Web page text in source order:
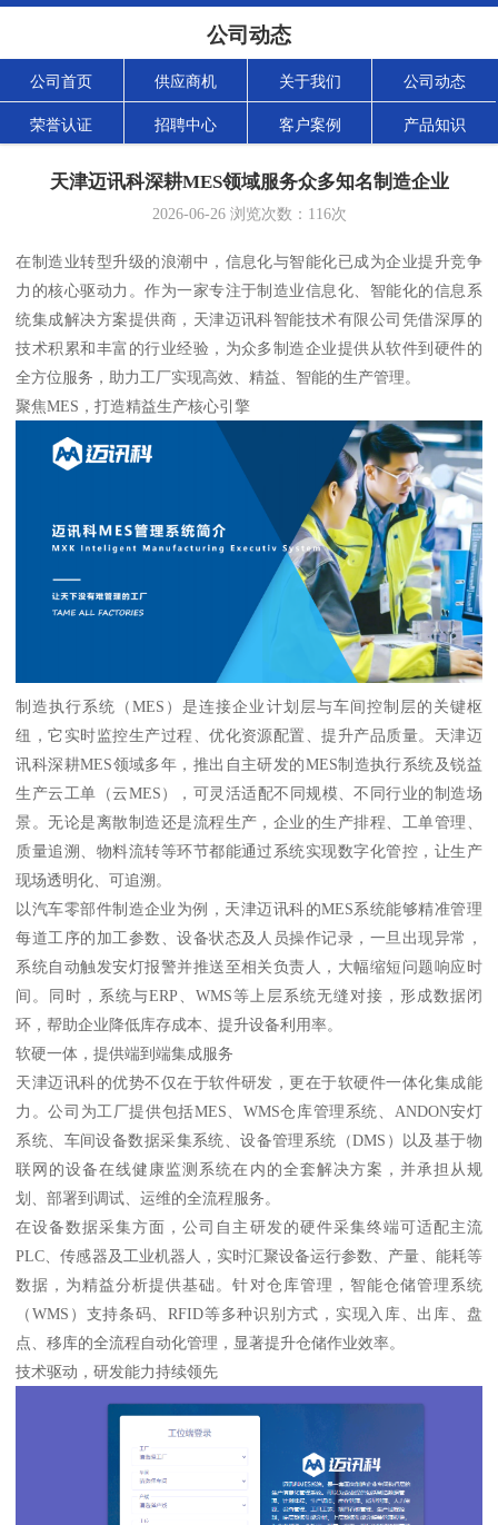
公司动态
公司首页 供应商机 关于我们 公司动态
荣誉认证 招聘中心 客户案例 产品知识
天津迈讯科深耕MES领域服务众多知名制造企业
2026-06-26浏览次数： 116次
在制造业转型升级的浪潮中，信息化与智能化已成为企业提升竞争
力的核心驱动力。作为一家专注于制造业信息化、智能化的信息系
统集成解决方案提供商，天津迈讯科智能技术有限公司凭借深厚的
技术积累和丰富的行业经验，为众多制造企业提供从软件到硬件的
全方位服务，助力工厂实现高效、精益、智能的生产管理。
聚焦MES，打造精益生产核心引擎
制造执行系统（MES）是连接企业计划层与车间控制层的关键枢
纽，它实时监控生产过程、优化资源配置、提升产品质量。天津迈
讯科深耕MES领域多年，推出自主研发的MES制造执行系统及锐益
生产云工单（云MES），可灵活适配不同规模、不同行业的制造场
景。无论是离散制造还是流程生产，企业的生产排程、工单管理、
质量追溯、物料流转等环节都能通过系统实现数字化管控，让生产
现场透明化、可追溯。
以汽车零部件制造企业为例，天津迈讯科的MES系统能够精准管理
每道工序的加工参数、设备状态及人员操作记录，一旦出现异常，
系统自动触发安灯报警并推送至相关负责人，大幅缩短问题响应时
间。同时，系统与ERP、WMS等上层系统无缝对接，形成数据闭
环，帮助企业降低库存成本、提升设备利用率。
软硬一体，提供端到端集成服务
天津迈讯科的优势不仅在于软件研发，更在于软硬件一体化集成能
力。公司为工厂提供包括MES、WMS仓库管理系统、ANDON安灯
系统、车间设备数据采集系统、设备管理系统（DMS）以及基于物
联网的设备在线健康监测系统在内的全套解决方案，并承担从规
划、部署到调试、运维的全流程服务。
在设备数据采集方面，公司自主研发的硬件采集终端可适配主流
PLC、传感器及工业机器人，实时汇聚设备运行参数、产量、能耗等
数据，为精益分析提供基础。针对仓库管理，智能仓储管理系统
（WMS）支持条码、RFID等多种识别方式，实现入库、出库、盘
点、移库的全流程自动化管理，显著提升仓储作业效率。
技术驱动，研发能力持续领先